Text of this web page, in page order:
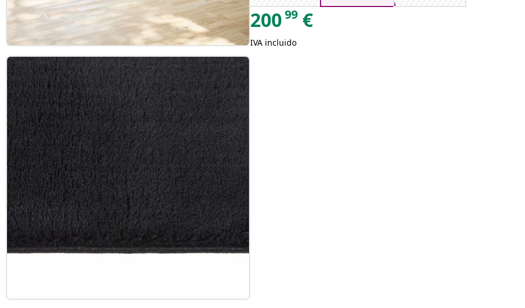
20099 €
IVA incluido